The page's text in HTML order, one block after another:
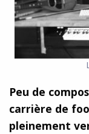
Peu de
carrière de
pleinement